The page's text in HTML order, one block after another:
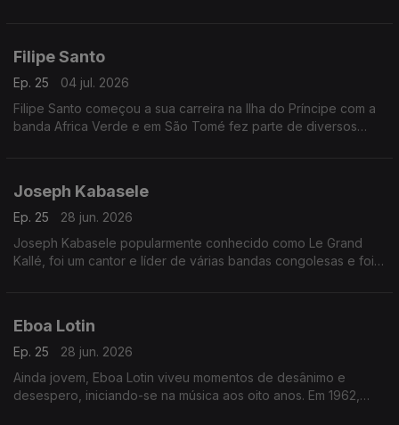
Filipe Santo
Ep. 25
04 jul. 2026
Filipe Santo começou a sua carreira na Ilha do Príncipe com a
banda Africa Verde e em São Tomé fez parte de diversos
Joseph Kabasele
Ep. 25
28 jun. 2026
Joseph Kabasele popularmente conhecido como Le Grand
Kallé, foi um cantor e líder de várias bandas congolesas e foi
Eboa Lotin
Ep. 25
28 jun. 2026
Ainda jovem, Eboa Lotin viveu momentos de desânimo e
desespero, iniciando-se na música aos oito anos. Em 1962,